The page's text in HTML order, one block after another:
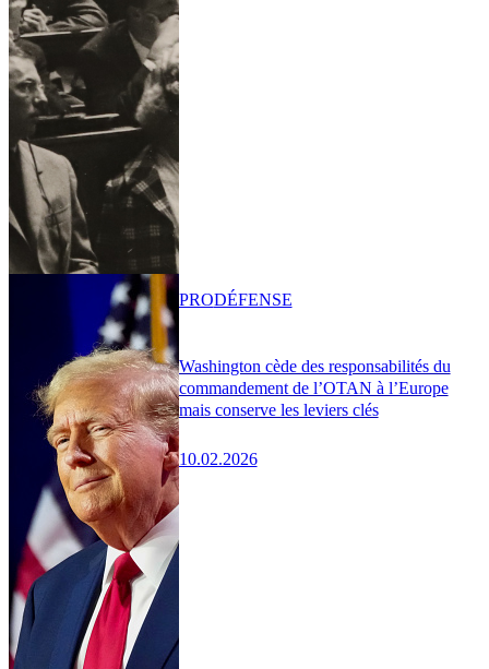
Washington cède des responsabilités du
commandement de l’OTAN à l’Europe
mais conserve les leviers clés
10.02.2026
PRODÉFENSE